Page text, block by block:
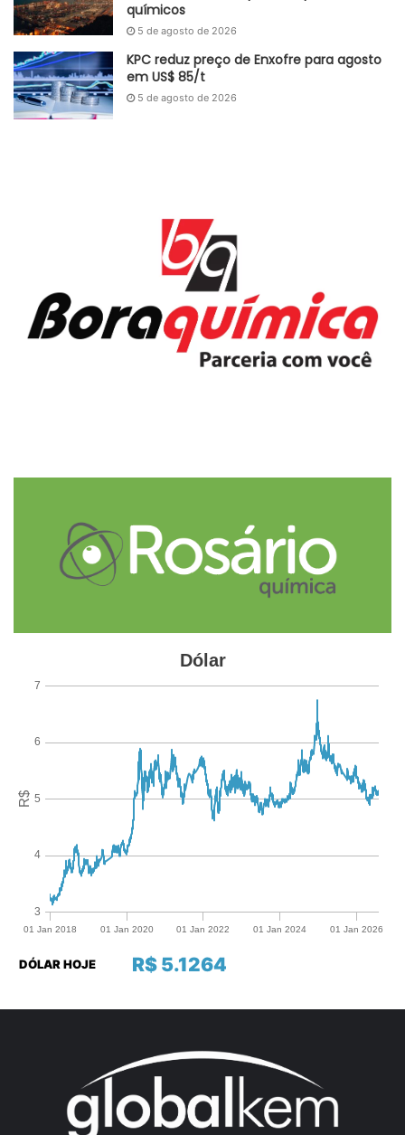
químicos
5 de agosto de 2026
KPC reduz preço de Enxofre para agosto
em US$ 85/t
5 de agosto de 2026
R$ 5.1264
DÓLAR HOJE